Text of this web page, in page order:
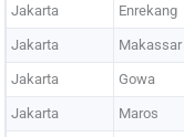
Jakarta Enrekang
Jakarta Makassar
Jakarta Gowa
Jakarta Maros